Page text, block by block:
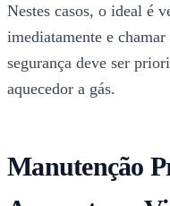
Nestes casos, o ideal é
imediatamente e
segurança deve ser
aquecedor a gás.
Manutenção